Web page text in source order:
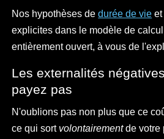
Nos hypothèses dedurée de vie et
explicites dans le modèle de
entièrement ouvert, à vous de
Les externalités
payez pas
N'oublions pas non plus que ce
ce qui sort volontairementde votre